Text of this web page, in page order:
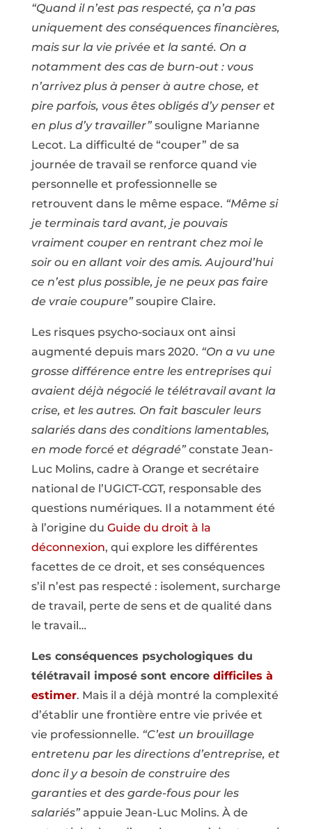
“Quand il n’est pas respecté, ça n’a pas
uniquement des conséquences financières,
mais sur la vie privée et la santé. On a
notamment des cas de burn-out : vous
n’arrivez plus à penser à autre chose, et
pire parfois, vous êtes obligés d’y penser et
en plus d’y travailler”souligne Marianne
Lecot. La difficulté de “couper” de sa
journée de travail se renforce quand vie
personnelle et professionnelle se
retrouvent dans le même espace. “Même si
je terminais tard avant, je pouvais
vraiment couper en rentrant chez moi le
soir ou en allant voir des amis. Aujourd’hui
ce n’est plus possible, je ne peux pas faire
de vraie coupure”soupire Claire.
Les risques psycho-sociaux ont ainsi
augmenté depuis mars 2020. “On a vu une
grosse différence entre les entreprises qui
avaient déjà négocié le télétravail avant la
crise, et les autres. On fait basculer leurs
salariés dans des conditions lamentables,
en mode forcé et dégradé”constate Jean-
Luc Molins, cadre à Orange et secrétaire
national de l’UGICT-CGT, responsable des
questions numériques. Il a notamment été
à l’origine du Guide du droit à la
déconnexion, qui explore les différentes
facettes de ce droit, et ses conséquences
s’il n’est pas respecté : isolement, surcharge
de travail, perte de sens et de qualité dans
le travail…
Les conséquences psychologiques du
télétravail imposé sont encore difficiles à
estimer. Mais il a déjà montré la complexité
d’établir une frontière entre vie privée et
vie professionnelle. “C’est un brouillage
entretenu par les directions d’entreprise, et
donc il y a besoin de construire des
garanties et des garde-fous pour les
salariés”appuie Jean-Luc Molins. À de